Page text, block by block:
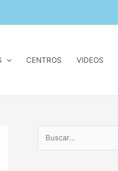
CENTROS VIDEOS